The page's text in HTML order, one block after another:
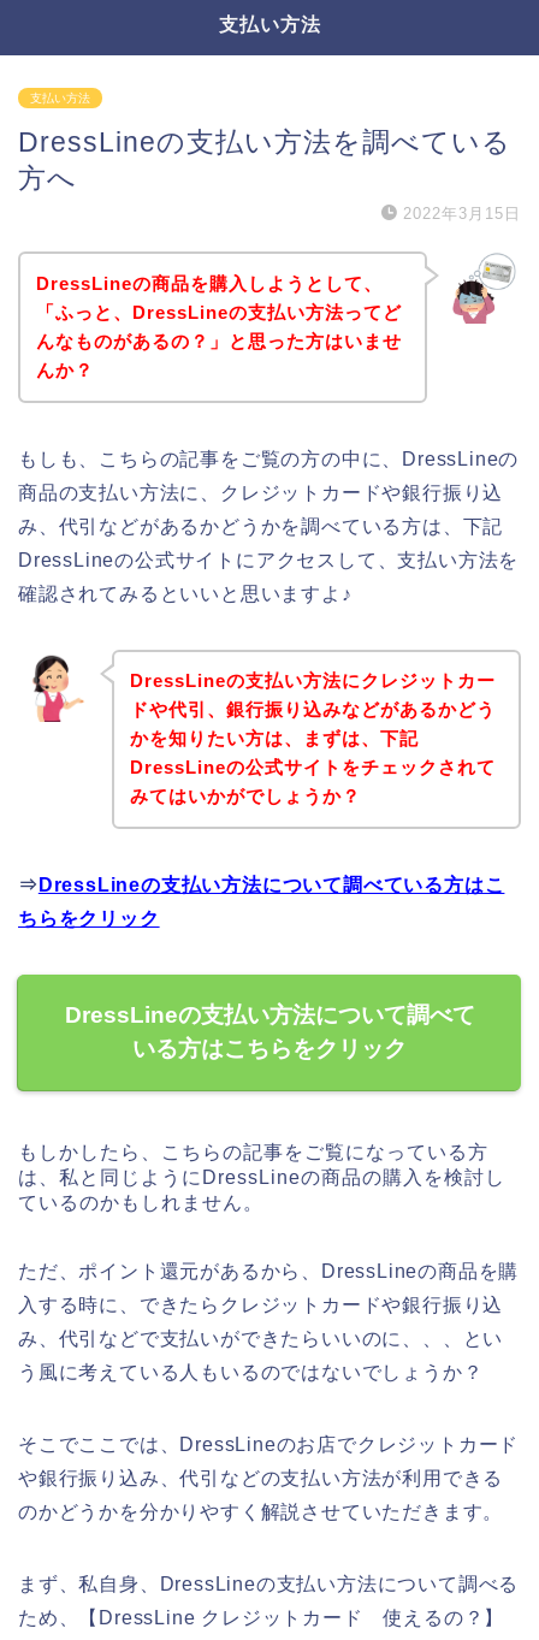
支払い方法
支払い方法
DressLineの支払い方法を調べている
方へ
2022年3月15日
DressLineの商品を購入しようとして、
「ふっと、DressLineの支払い方法ってど
んなものがあるの？」と思った方はいませ
んか？
もしも、こちらの記事をご覧の方の中に、DressLineの
商品の支払い方法に、クレジットカードや銀行振り込
み、代引などがあるかどうかを調べている方は、下記
DressLineの公式サイトにアクセスして、支払い方法を
確認されてみるといいと思いますよ♪
DressLineの支払い方法にクレジットカー
ドや代引、銀行振り込みなどがあるかどう
かを知りたい方は、まずは、下記
DressLineの公式サイトをチェックされて
みてはいかがでしょうか？
⇒ DressLineの支払い方法について調べている方はこ
ちらをクリック
DressLineの支払い方法について調べて
いる方はこちらをクリック
もしかしたら、こちらの記事をご覧になっている方
は、私と同じようにDressLineの商品の購入を検討し
ているのかもしれません。
ただ、ポイント還元があるから、DressLineの商品を購
入する時に、できたらクレジットカードや銀行振り込
み、代引などで支払いができたらいいのに、、、とい
う風に考えている人もいるのではないでしょうか？
そこでここでは、DressLineのお店でクレジットカード
や銀行振り込み、代引などの支払い方法が利用できる
のかどうかを分かりやすく解説させていただきます。
まず、私自身、DressLineの支払い方法について調べる
ため、【DressLine クレジットカード 使えるの？】